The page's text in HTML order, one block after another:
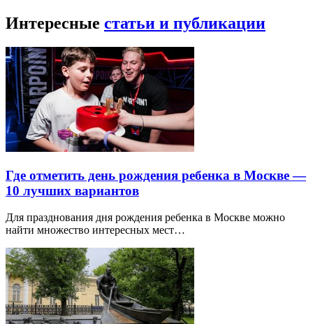
Интересные статьи и публикации
Где отметить день рождения ребенка в Москве —
10 лучших вариантов
Для празднования дня рождения ребенка в Москве можно
найти множество интересных мест…